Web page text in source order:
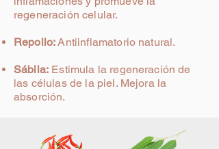
regeneración celular.
Repollo:Antiinflamatorio natural.
Sábila: Estimula la regeneración de
las células de la piel. Mejora la
absorción.